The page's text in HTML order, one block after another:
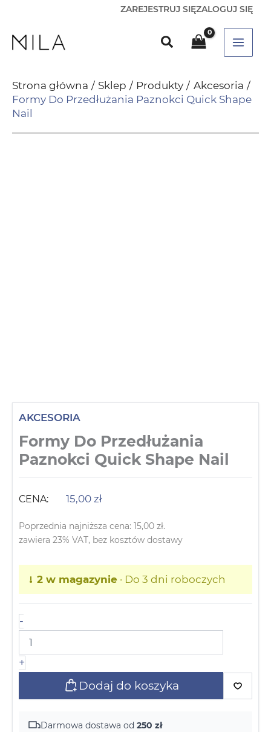
ZAREJESTRUJ SIĘZALOGUJ SIĘ
Strona główna Sklep Produkty
Akcesoria
Formy Do Przedłużania Paznokci Quick Shape
Nail
AKCESORIA
Formy Do Przedłużania
Paznokci Quick Shape Nail
CENA: 15,00 zł
Poprzednia najniższa cena: 15,00 zł.
zawiera 23% VAT, bez kosztów dostawy
2 w magazynie · Do 3 dni roboczych
-
+
Dodaj do koszyka
Darmowa dostawa od 250 zł